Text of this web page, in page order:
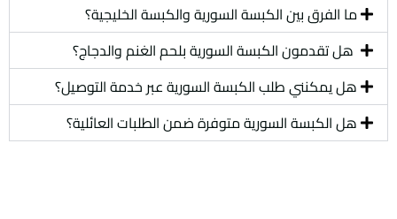
ما الفرق بين الكبسة السورية والكبسة الخليجية؟
هل تقدمون الكبسة السورية بلحم الغنم والدجاج؟
هل يمكنني طلب الكبسة السورية عبر خدمة التوصيل؟
هل الكبسة السورية متوفرة ضمن الطلبات العائلية؟